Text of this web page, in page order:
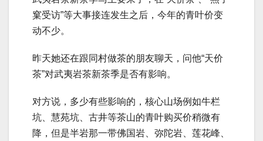
窠受访”等大事接连发生之后，今年的青叶价变
动不少。
昨天她还在跟同村做茶的朋友聊天，问他“天价
茶”对武夷岩茶新茶季是否有影响。
对方说，多少有些影响的，核心山场例如牛栏
坑、慧苑坑、古井等茶山的青叶购买价稍微有
降，但是半岩那一带佛国岩、弥陀岩、莲花峰、